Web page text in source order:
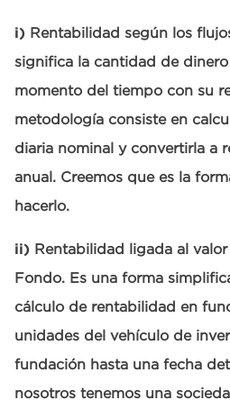
i) Rentabilidad según los
significa la cantidad de
momento del tiempo con su
metodología consiste en
diaria nominal y convertirla a
anual. Creemos que es la
hacerlo.
ii) Rentabilidad ligada al
Fondo. Es una forma
cálculo de rentabilidad en
unidades del vehículo de
fundación hasta una fecha
nosotros tenemos una